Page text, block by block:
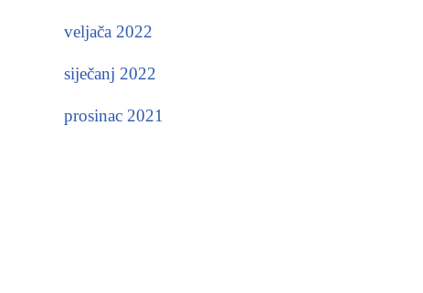
veljača 2022
siječanj 2022
prosinac 2021